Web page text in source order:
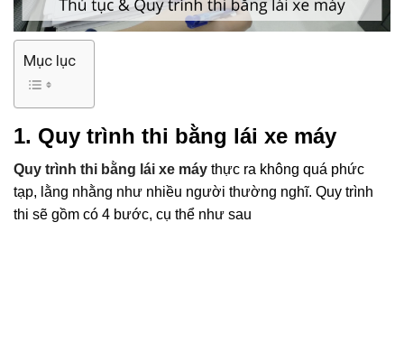
Mục lục
1. Quy trình thi bằng lái xe máy
Quy trình thi bằng lái xe máy thực ra không quá phức
tạp, lằng nhằng như nhiều người thường nghĩ. Quy trình
thi sẽ gồm có 4 bước, cụ thể như sau